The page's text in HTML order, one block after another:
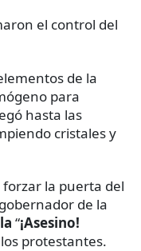
el control del
de la
para
hasta las
cristales y
la puerta del
de la
“¡Asesino!
los protestantes.